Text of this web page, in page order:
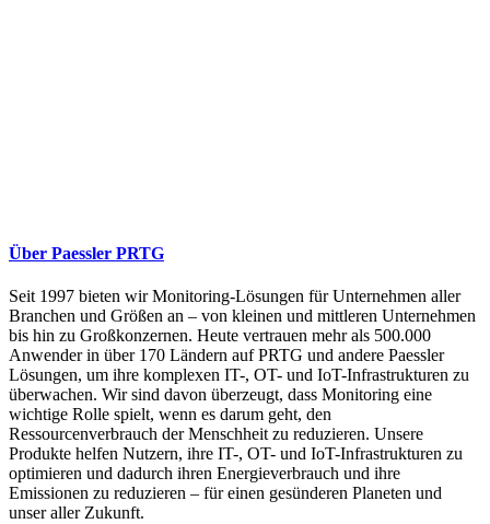
Über Paessler PRTG
Seit 1997 bieten wir Monitoring-Lösungen für Unternehmen aller
Branchen und Größen an – von kleinen und mittleren Unternehmen
bis hin zu Großkonzernen. Heute vertrauen mehr als 500.000
Anwender in über 170 Ländern auf PRTG und andere Paessler
Lösungen, um ihre komplexen IT-, OT- und IoT-Infrastrukturen zu
überwachen. Wir sind davon überzeugt, dass Monitoring eine
wichtige Rolle spielt, wenn es darum geht, den
Ressourcenverbrauch der Menschheit zu reduzieren. Unsere
Produkte helfen Nutzern, ihre IT-, OT- und IoT-Infrastrukturen zu
optimieren und dadurch ihren Energieverbrauch und ihre
Emissionen zu reduzieren – für einen gesünderen Planeten und
unser aller Zukunft.